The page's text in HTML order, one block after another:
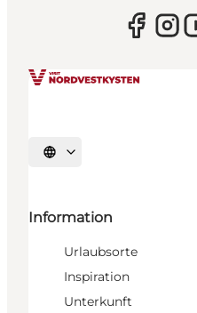
Sprache auswählen
Information
Urlaubsorte
Inspiration
Unterkunft